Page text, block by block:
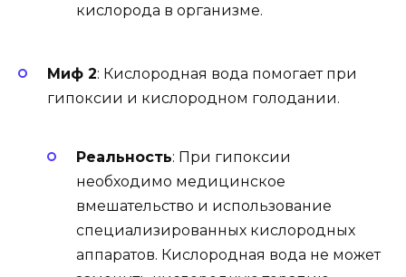
кислорода в организме.
Миф 2: Кислородная вода помогает при
гипоксии и кислородном голодании.
Реальность: При гипоксии
необходимо медицинское
вмешательство и использование
специализированных кислородных
аппаратов. Кислородная вода не может